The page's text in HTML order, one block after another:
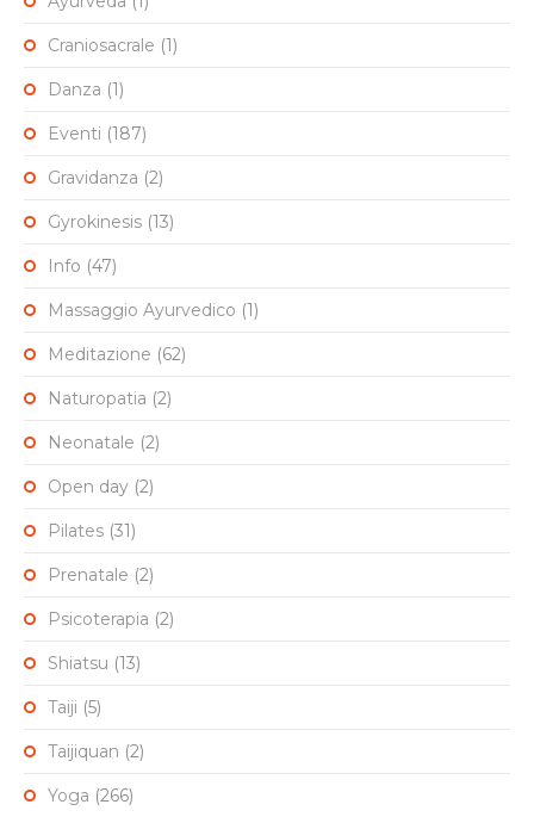
Craniosacrale (1)
Danza (1)
Eventi (187)
Gravidanza (2)
Gyrokinesis (13)
Info (47)
Massaggio Ayurvedico (1)
Meditazione (62)
Naturopatia (2)
Neonatale (2)
Open day (2)
Pilates (31)
Prenatale (2)
Psicoterapia (2)
Shiatsu (13)
Taiji (5)
Taijiquan (2)
Yoga (266)